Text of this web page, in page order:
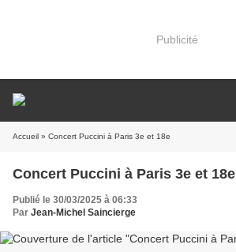
Publicité
Accueil » Concert Puccini à Paris 3e et 18e
Concert Puccini à Paris 3e et 18e
Publié le 30/03/2025 à 06:33
Par Jean-Michel Saincierge